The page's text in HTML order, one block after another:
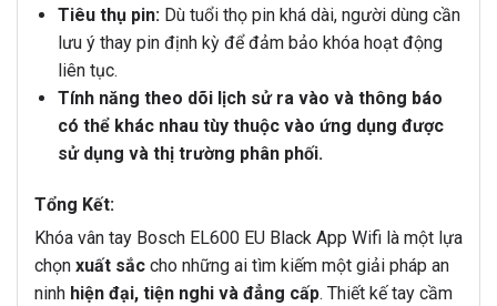
Tiêu thụ pin:Dù tuổi thọ pin khá dài, người dùng cần
lưu ý thay pin định kỳ để đảm bảo khóa hoạt động
liên tục.
Tính năng theo dõi lịch sử ra vào và thông báo
có thể khác nhau tùy thuộc vào ứng dụng được
sử dụng và thị trường phân phối.
Tổng Kết:
Khóa vân tay Bosch EL600 EU Black App Wifi là một lựa
chọn xuất sắc cho những ai tìm kiếm một giải pháp an
ninh hiện đại, tiện nghi và đẳng cấp. Thiết kế tay cầm